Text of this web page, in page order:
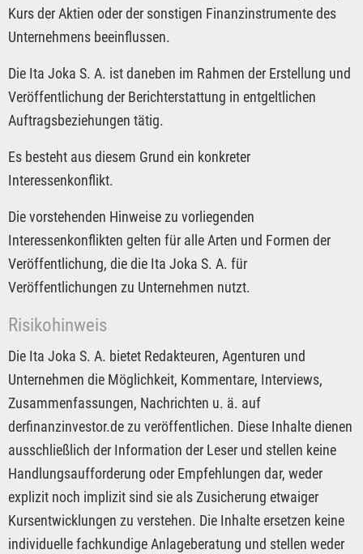
Kurs der Aktien oder der sonstigen Finanzinstrumente des
Unternehmens beeinflussen.
Die Ita Joka S. A. ist daneben im Rahmen der Erstellung und
Veröffentlichung der Berichterstattung in entgeltlichen
Auftragsbeziehungen tätig.
Es besteht aus diesem Grund ein konkreter
Interessenkonflikt.
Die vorstehenden Hinweise zu vorliegenden
Interessenkonflikten gelten für alle Arten und Formen der
Veröffentlichung, die die Ita Joka S. A. für
Veröffentlichungen zu Unternehmen nutzt.
Risikohinweis
Die Ita Joka S. A. bietet Redakteuren, Agenturen und
Unternehmen die Möglichkeit, Kommentare, Interviews,
Zusammenfassungen, Nachrichten u. ä. auf
derfinanzinvestor.de zu veröffentlichen. Diese Inhalte dienen
ausschließlich der Information der Leser und stellen keine
Handlungsaufforderung oder Empfehlungen dar, weder
explizit noch implizit sind sie als Zusicherung etwaiger
Kursentwicklungen zu verstehen. Die Inhalte ersetzen keine
individuelle fachkundige Anlageberatung und stellen weder